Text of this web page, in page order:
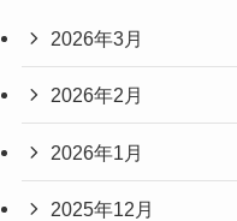
2026年3月
2026年2月
2026年1月
2025年12月